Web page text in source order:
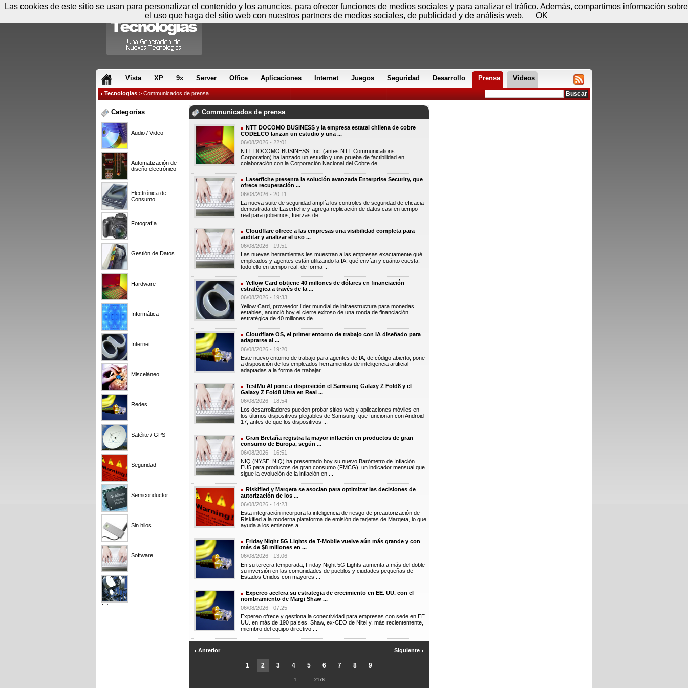
Vista XP 9x Server Office Aplicaciones Internet Juegos Seguridad Desarrollo Prensa Videos
Tecnologias > Communicados de prensa
Categorías
Audio / Video
Automatización de
diseño electrónico
Electrónica de
Consumo
Fotografía
Gestión de Datos
Hardware
Informática
Internet
Misceláneo
Redes
Satélite / GPS
Seguridad
Semiconductor
Sin hilos
Software
Telecomunicaciones
Communicados de prensa
NTT DOCOMO BUSINESS y la empresa estatal chilena de cobre
CODELCO lanzan un estudio y una ...
06/08/2026 - 22:01
NTT DOCOMO BUSINESS, Inc. (antes NTT Communications
Corporation) ha lanzado un estudio y una prueba de factibilidad en
colaboración con la Corporación Nacional del Cobre de ...
Laserfiche presenta la solución avanzada Enterprise Security, que
ofrece recuperación ...
06/08/2026 - 20:11
La nueva suite de seguridad amplía los controles de seguridad de eficacia
demostrada de Laserfiche y agrega replicación de datos casi en tiempo
real para gobiernos, fuerzas de ...
Cloudflare ofrece a las empresas una visibilidad completa para
auditar y analizar el uso ...
06/08/2026 - 19:51
Las nuevas herramientas les muestran a las empresas exactamente qué
empleados y agentes están utilizando la IA, qué envían y cuánto cuesta,
todo ello en tiempo real, de forma ...
Yellow Card obtiene 40 millones de dólares en financiación
estratégica a través de la ...
06/08/2026 - 19:33
Yellow Card, proveedor líder mundial de infraestructura para monedas
estables, anunció hoy el cierre exitoso de una ronda de financiación
estratégica de 40 millones de ...
Cloudflare OS, el primer entorno de trabajo con IA diseñado para
adaptarse al ...
06/08/2026 - 19:20
Este nuevo entorno de trabajo para agentes de IA, de código abierto, pone
a disposición de los empleados herramientas de inteligencia artificial
adaptadas a la forma de trabajar ...
TestMu AI pone a disposición el Samsung Galaxy Z Fold8 y el
Galaxy Z Fold8 Ultra en Real ...
06/08/2026 - 18:54
Los desarrolladores pueden probar sitios web y aplicaciones móviles en
los últimos dispositivos plegables de Samsung, que funcionan con Android
17, antes de que los dispositivos ...
Gran Bretaña registra la mayor inflación en productos de gran
consumo de Europa, según ...
06/08/2026 - 16:51
NIQ (NYSE: NIQ) ha presentado hoy su nuevo Barómetro de Inflación
EU5 para productos de gran consumo (FMCG), un indicador mensual que
sigue la evolución de la inflación en ...
Riskified y Marqeta se asocian para optimizar las decisiones de
autorización de los ...
06/08/2026 - 14:23
Esta integración incorpora la inteligencia de riesgo de preautorización de
Riskified a la moderna plataforma de emisión de tarjetas de Marqeta, lo que
ayuda a los emisores a ...
Friday Night 5G Lights de T-Mobile vuelve aún más grande y con
más de $8 millones en ...
06/08/2026 - 13:06
En su tercera temporada, Friday Night 5G Lights aumenta a más del doble
su inversión en las comunidades de pueblos y ciudades pequeñas de
Estados Unidos con mayores ...
Expereo acelera su estrategia de crecimiento en EE. UU. con el
nombramiento de Margi Shaw ...
06/08/2026 - 07:25
Expereo ofrece y gestiona la conectividad para empresas con sede en EE.
UU. en más de 190 países. Shaw, ex-CEO de Nitel y, más recientemente,
miembro del equipo directivo ...
Anterior
1 2 3 4 5 6 7 8 9
Siguiente
1... ...2176
Sábado 08 de agosto - 00:50 Registrar Conectar
Las cookies de este sitio se usan para personalizar el contenido y los anuncios, para ofrecer funciones de medios sociales y para analizar el tráfico. Además, compartimos información sobre
el uso que haga del sitio web con nuestros partners de medios sociales, de publicidad y de análisis web.
OK